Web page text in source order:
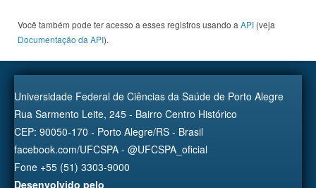
Você também pode ter acesso a esses registros usando a API (veja
Documentação da API).
Universidade Federal de Ciências da Saúde de Porto Alegre
Rua Sarmento Leite, 245 - Bairro Centro Histórico
CEP: 90050-170 - Porto Alegre/RS - Brasil
facebook.com/UFCSPA - @UFCSPA_oficial
Fone +55 (51) 3303-9000
Desenvolvido pelo